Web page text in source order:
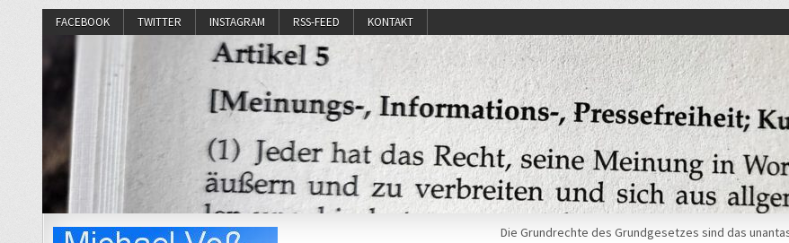
FACEBOOK TWITTER INSTAGRAM RSS-FEED KONTAKT
Die Grundrechte des Grundgesetzes sind das